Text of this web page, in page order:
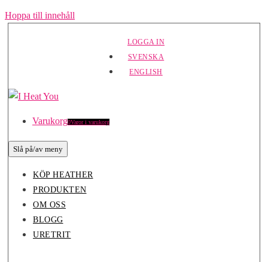
Hoppa till innehåll
LOGGA IN
SVENSKA
ENGLISH
Varukorg0Varor i varukorg
Slå på/av meny
KÖP HEATHER
PRODUKTEN
OM OSS
BLOGG
URETRIT